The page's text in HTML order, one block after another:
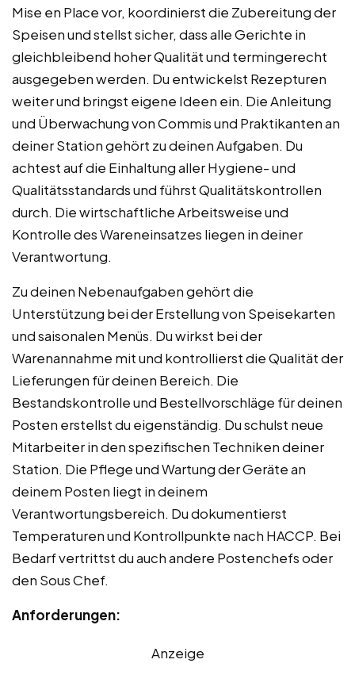
Mise en Place vor, koordinierst die Zubereitung der
Speisen und stellst sicher, dass alle Gerichte in
gleichbleibend hoher Qualität und termingerecht
ausgegeben werden. Du entwickelst Rezepturen
weiter und bringst eigene Ideen ein. Die Anleitung
und Überwachung von Commis und Praktikanten an
deiner Station gehört zu deinen Aufgaben. Du
achtest auf die Einhaltung aller Hygiene- und
Qualitätsstandards und führst Qualitätskontrollen
durch. Die wirtschaftliche Arbeitsweise und
Kontrolle des Wareneinsatzes liegen in deiner
Verantwortung.
Zu deinen Nebenaufgaben gehört die
Unterstützung bei der Erstellung von Speisekarten
und saisonalen Menüs. Du wirkst bei der
Warenannahme mit und kontrollierst die Qualität der
Lieferungen für deinen Bereich. Die
Bestandskontrolle und Bestellvorschläge für deinen
Posten erstellst du eigenständig. Du schulst neue
Mitarbeiter in den spezifischen Techniken deiner
Station. Die Pflege und Wartung der Geräte an
deinem Posten liegt in deinem
Verantwortungsbereich. Du dokumentierst
Temperaturen und Kontrollpunkte nach HACCP. Bei
Bedarf vertrittst du auch andere Postenchefs oder
den Sous Chef.
Anforderungen:
Anzeige